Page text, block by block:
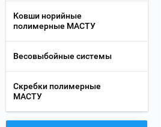
Ковши норийные
полимерные МАСТУ
Весовыбойные системы
Скребки полимерные
МАСТУ